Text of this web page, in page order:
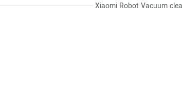
Xiaomi Robot Vacuum